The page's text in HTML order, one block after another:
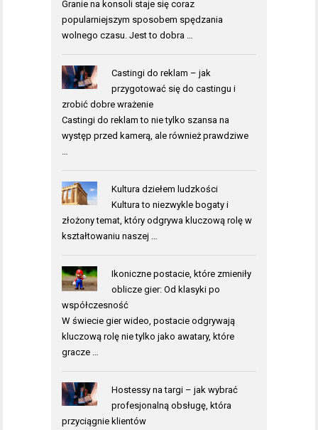
Granie na konsoli staje się coraz
popularniejszym sposobem spędzania
wolnego czasu. Jest to dobra …
Castingi do reklam – jak
przygotować się do castingu i
zrobić dobre wrażenie
Castingi do reklam to nie tylko szansa na
występ przed kamerą, ale również prawdziwe
Kultura dziełem ludzkości
Kultura to niezwykle bogaty i
złożony temat, który odgrywa kluczową rolę w
kształtowaniu naszej …
Ikoniczne postacie, które zmieniły
oblicze gier: Od klasyki po
współczesność
W świecie gier wideo, postacie odgrywają
kluczową rolę nie tylko jako awatary, które
gracze …
Hostessy na targi – jak wybrać
profesjonalną obsługę, która
przyciągnie klientów